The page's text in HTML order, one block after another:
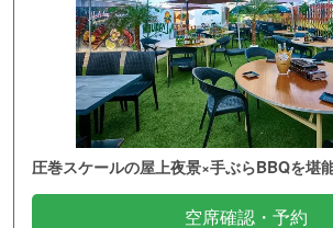
圧巻スケールの屋上夜景×手ぶらBBQを堪
空席確認・予約